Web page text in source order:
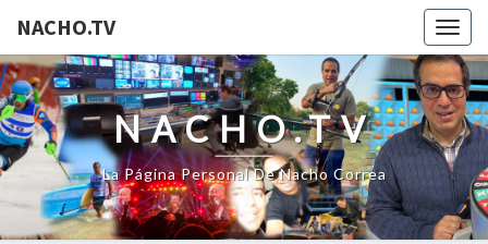
NACHO.TV
NACHO.TV
La Página Personal De Nacho Correa